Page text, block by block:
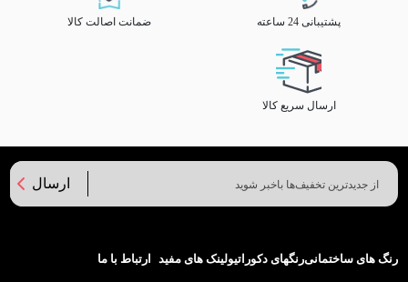
پشتیبانی 24 ساعته ضمانت اصالت کالا
ارسال سریع کالا
ارسال
رنگ های ساختمانیرنگهای دکوراتیولینک های مفید ارتباط با ما